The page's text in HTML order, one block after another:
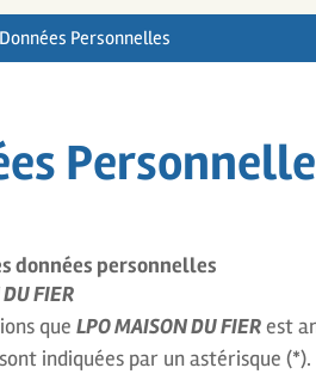
Données Personnelles
données personnelles
FIER
que LPO MAISON DU FIERest
indiquées par un astérisque (*).